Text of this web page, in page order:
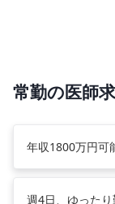
常勤の医師
年収1800万円可
週4日、ゆったり